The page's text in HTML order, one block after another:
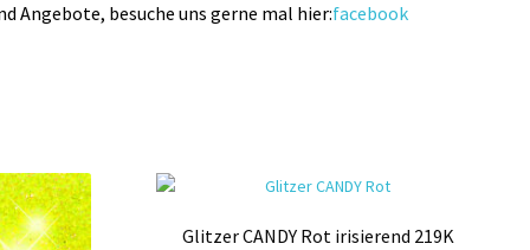
Angebote, besuche uns gerne mal hier:facebook
Glitzer CANDY Rot irisierend 219K